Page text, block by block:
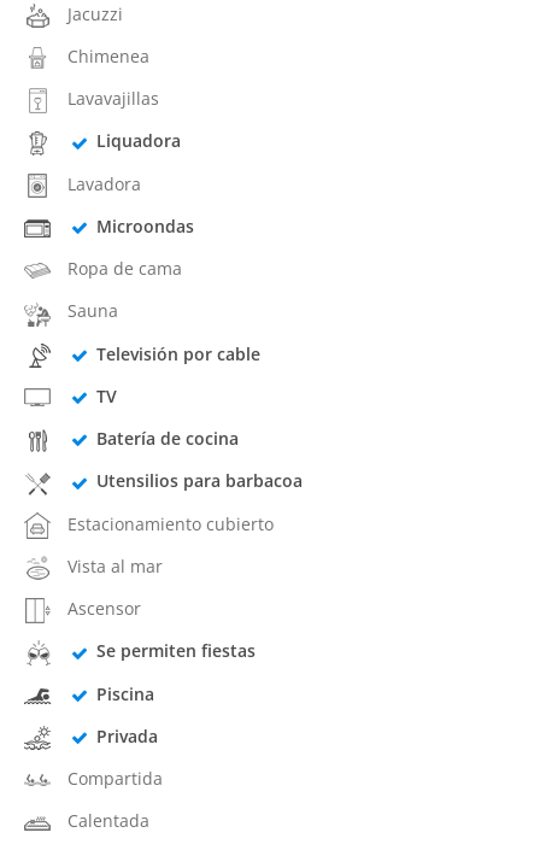
Jacuzzi
Chimenea
Lavavajillas
Liquadora
Lavadora
Microondas
Ropa de cama
Sauna
Televisión por cable
TV
Batería de cocina
Utensilios para barbacoa
Estacionamiento cubierto
Vista al mar
Ascensor
Se permiten fiestas
Piscina
Privada
Compartida
Calentada